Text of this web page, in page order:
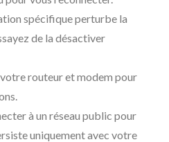
spécifique perturbe la
de la désactiver
routeur et modem pour
à un réseau public pour
uniquement avec votre